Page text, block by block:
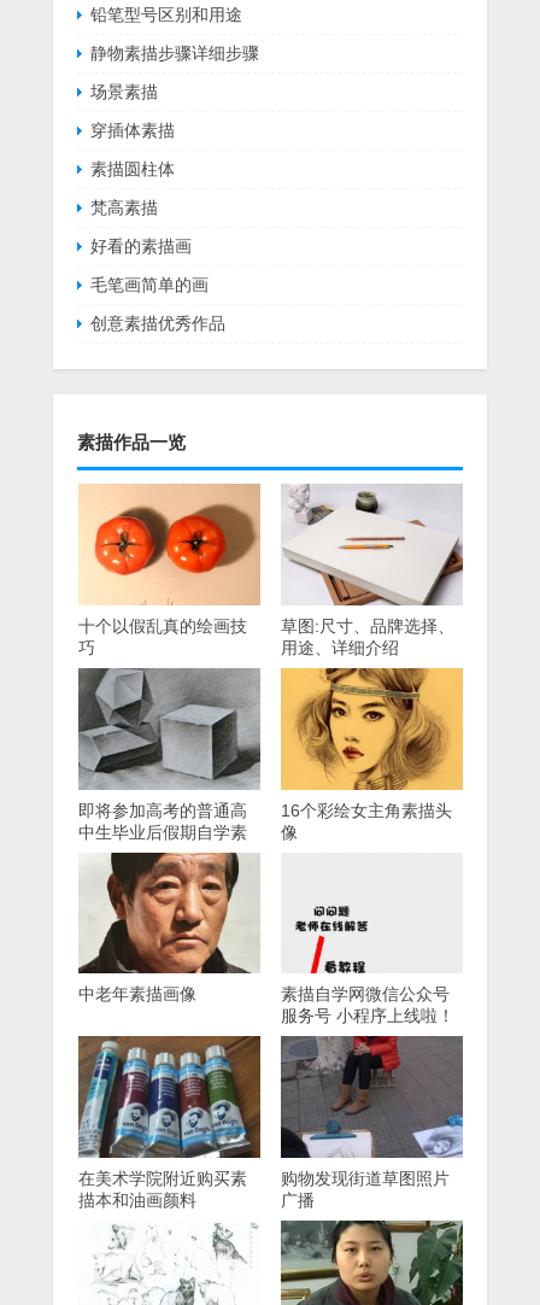
铅笔型号区别和用途
静物素描步骤详细步骤
场景素描
穿插体素描
素描圆柱体
梵高素描
好看的素描画
毛笔画简单的画
创意素描优秀作品
素描作品一览
十个以假乱真的绘画技
巧
草图:尺寸、品牌选择、
用途、详细介绍
即将参加高考的普通高
中生毕业后假期自学素
描绘画的问题
16个彩绘女主角素描头
像
中老年素描画像
素描自学网微信公众号
服务号 小程序上线啦！
在美术学院附近购买素
描本和油画颜料
购物发现街道草图照片
广播